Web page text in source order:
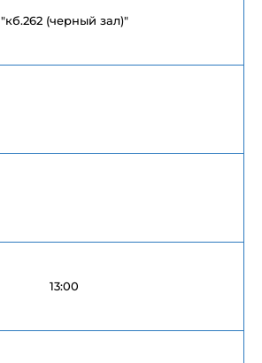
"кб.262 (черный зал)"
13:00